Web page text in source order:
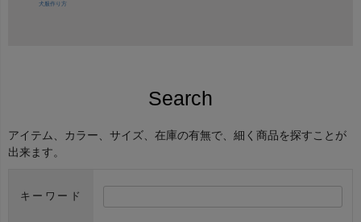
犬服作り方
Search
アイテム、カラー、サイズ、在庫の有無で、細く商品を探すことが
出来ます。
キーワード